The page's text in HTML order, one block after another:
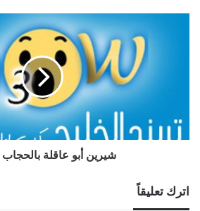
شيرين أبو عاقلة بالحجاب
اترك تعليقاً